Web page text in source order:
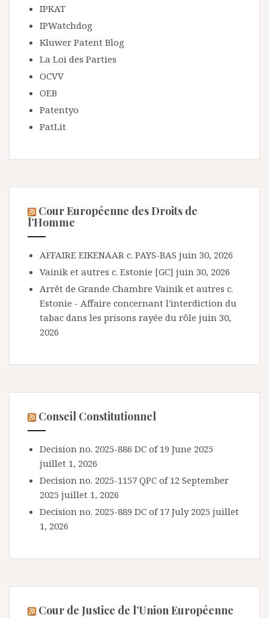
IPKAT
IPWatchdog
Kluwer Patent Blog
La Loi des Parties
OCVV
OEB
Patentyo
PatLit
Cour Européenne des Droits de
l’Homme
AFFAIRE EIKENAAR c. PAYS-BAS juin 30, 2026
Vainik et autres c. Estonie [GC] juin 30, 2026
Arrêt de Grande Chambre Vainik et autres c.
Estonie - Affaire concernant l'interdiction du
tabac dans les prisons rayée du rôle juin 30,
2026
Conseil Constitutionnel
Decision no. 2025-886 DC of 19 June 2025
juillet 1, 2026
Decision no. 2025-1157 QPC of 12 September
2025 juillet 1, 2026
Decision no. 2025-889 DC of 17 July 2025 juillet
1, 2026
Cour de Justice de l’Union Européenne